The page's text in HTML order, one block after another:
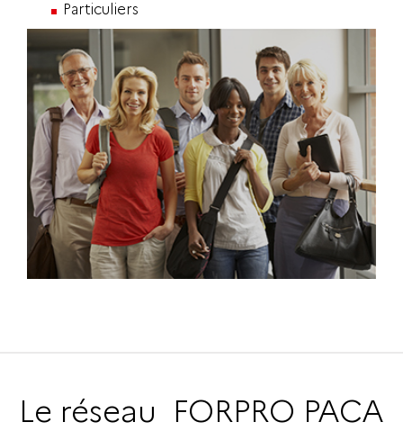
Particuliers
Le réseau FORPRO PACA